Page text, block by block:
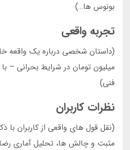
بونوس ها…)
تجربه واقعی
میلیون تومان در شرایط بحرانی –
فنی)
نظرات کاربران
(نقل قول های واقعی از کاربران با
مثبت و چالش ها، تحلیل آماری